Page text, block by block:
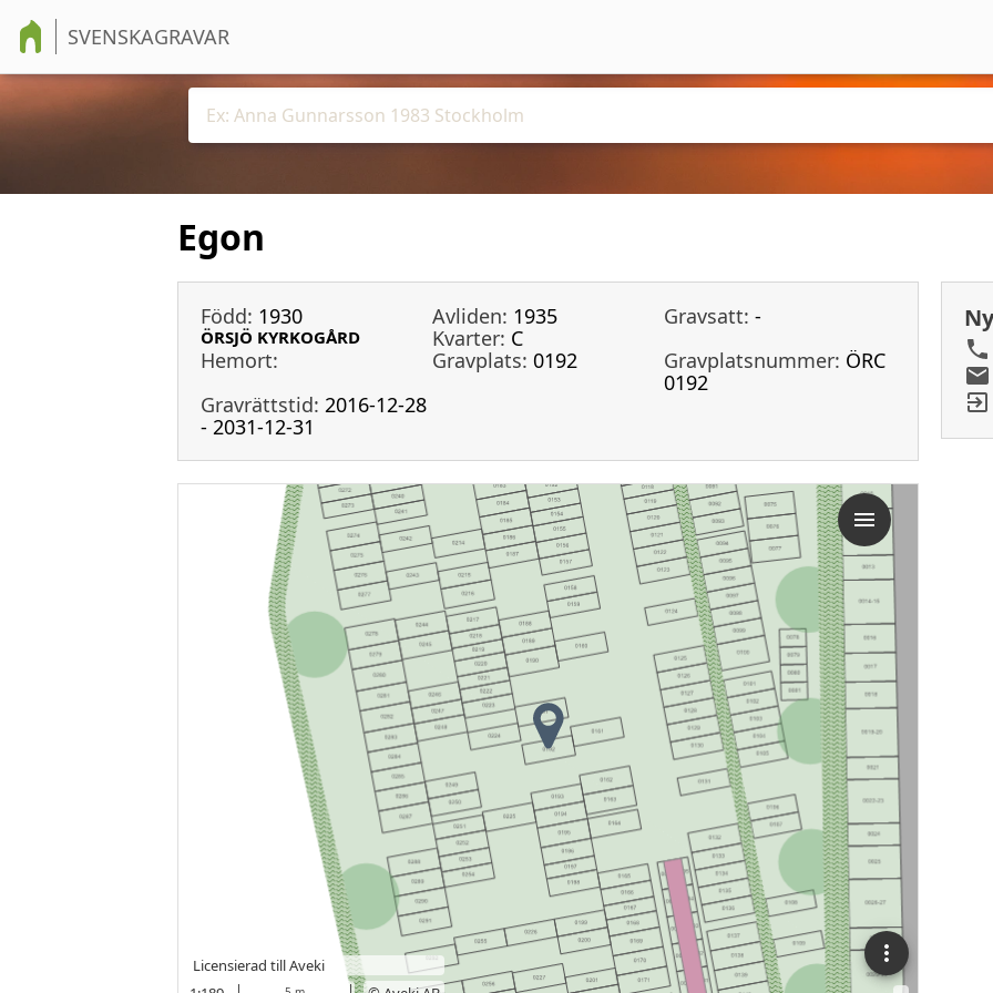
SVENSKAGRAVAR
Egon
Född: 1930 Avliden: 1935 Gravsatt: -
ÖRSJÖ KYRKOGÅRD Kvarter: C
Hemort:
Gravplats: 0192 Gravplatsnummer: ÖRC
0192
Gravrättstid: 2016-12-28
- 2031-12-31